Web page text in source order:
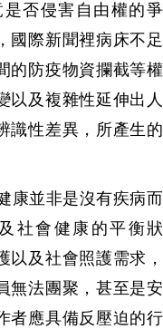
否侵害自由權的爭
國際新聞裡病床不足
的防疫物資攔截等權
以及複雜性延伸出人
識性差異，所產生的
康並非是沒有疾病而
社會健康的平衡狀
以及社會照護需求，
無法團聚，甚至是安
者應具備反壓迫的行